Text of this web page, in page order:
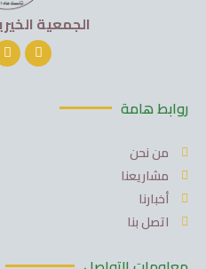
الجمعية
روابط هامة
من نحن
مشاريعنا
أخبارنا
اتصل بنا